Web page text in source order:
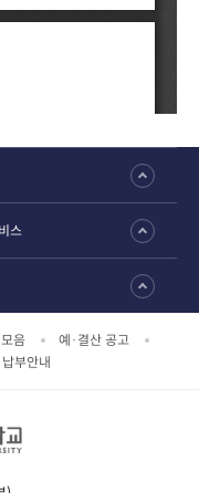
음
예·결산 공고
부안내
스